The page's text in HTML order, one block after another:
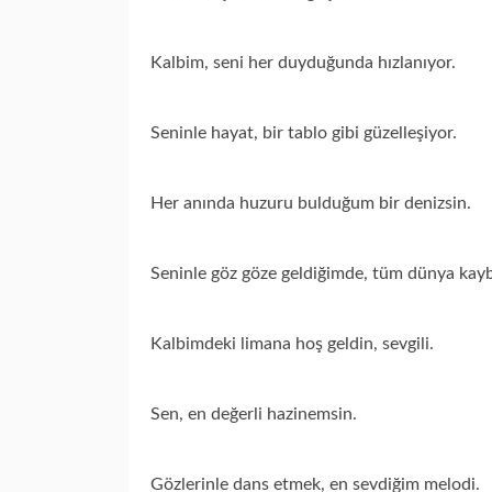
Kalbim, seni her duyduğunda hızlanıyor.
Seninle hayat, bir tablo gibi güzelleşiyor.
Her anında huzuru bulduğum bir denizsin.
Seninle göz göze geldiğimde, tüm dünya
Kalbimdeki limana hoş geldin, sevgili.
Sen, en değerli hazinemsin.
Gözlerinle dans etmek, en sevdiğim melodi.